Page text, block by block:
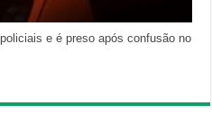
e é preso após confusão no